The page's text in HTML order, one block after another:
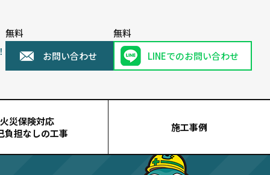
無料
お問い合わせ
無料
LINEでのお問い合わせ
火災保険対応
負担なしの工事
施工事例